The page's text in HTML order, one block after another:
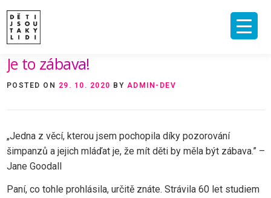
content
ÚVOD
O MNĚ A O PROJEKTU
VIDEA A ROZHOVORY
ARCHIV ČLÁNKŮ
Je to zábava!
POSTED ON 29. 10. 2020 BY ADMIN-DEV
„Jedna z věcí, kterou jsem pochopila díky pozorování
šimpanzů a jejich mláďat je, že mít děti by měla být zábava.” –
Jane Goodall
Paní, co tohle prohlásila, určitě znáte. Strávila 60 let studiem